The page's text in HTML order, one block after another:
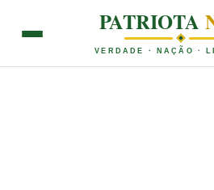
PATRIOTA
VERDADE · NAÇÃO ·